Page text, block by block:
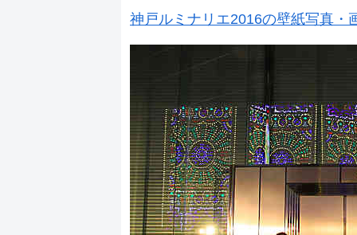
神戸ルミナリエ2016の壁紙写真・